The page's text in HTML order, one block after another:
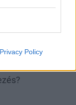
Privacy Policy